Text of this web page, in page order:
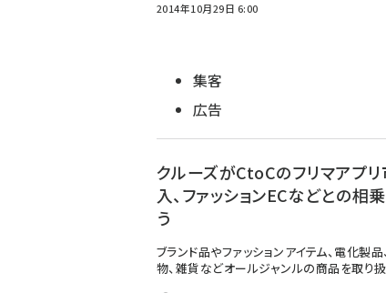
2014年10月29日 6:00
集客
広告
クルーズがCtoCのフリマアプ
入、ファッションECなどとの相
う
ブランド品やファッションアイテム、電化製品
物、雑貨などオールジャンルの商品を取り